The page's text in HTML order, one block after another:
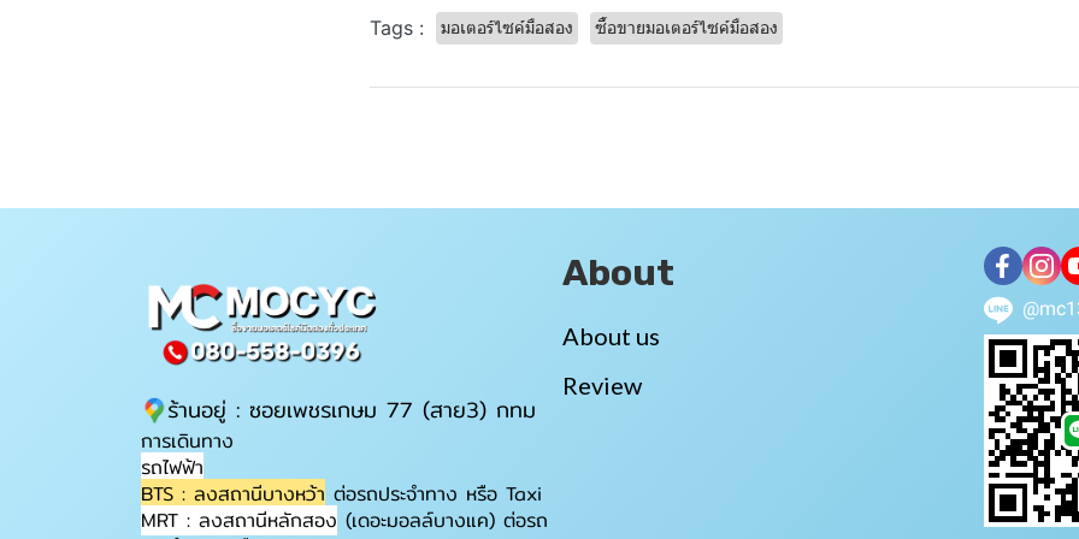
Tags : มอเตอร์ไซค์มือสอง ซื้อขายมอเตอร์ไซค์มือสอง
ร้านอยู่ : ซอยเพชรเกษม 77 (สาย3) กทม
การเดินทาง
รถไฟฟ้า
BTS : ลงสถานีบางหว้า ต่อรถประจำทาง หรือ Taxi
MRT : ลงสถานีหลักสอง (เดอะมอลล์บางแค) ต่อรถ
About
About us
Review